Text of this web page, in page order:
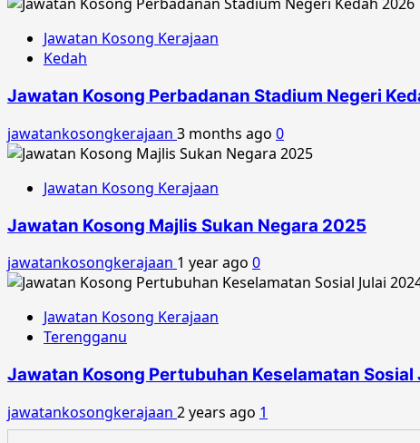
Jawatan Kosong Kerajaan
Kedah
Jawatan Kosong Perbadanan Stadium Negeri
jawatankosongkerajaan 3 months ago 0
Jawatan Kosong Kerajaan
Jawatan Kosong Majlis Sukan Negara 2025
jawatankosongkerajaan 1 year ago 0
Jawatan Kosong Kerajaan
Terengganu
Jawatan Kosong Pertubuhan Keselamatan
jawatankosongkerajaan 2 years ago 1